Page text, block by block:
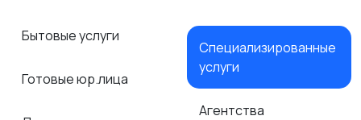
Бытовые услуги
Готовые юр.лица
Специализированные
услуги
Агентства